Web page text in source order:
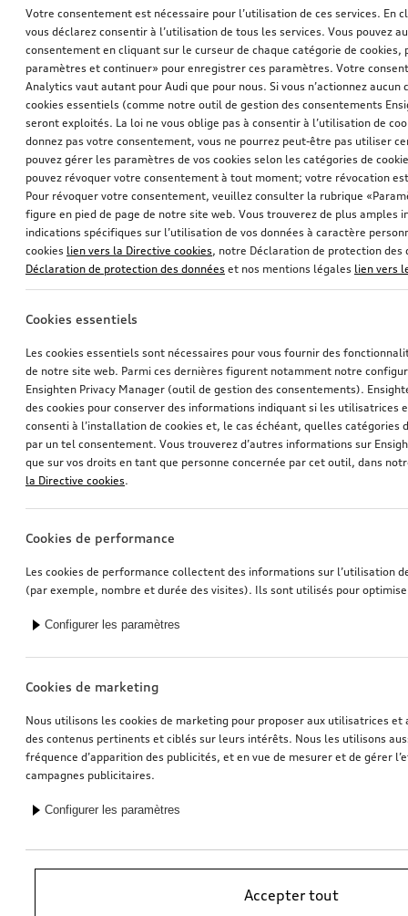
Import SA. TVA en vigueur incluse. Les prix affichés chez le partenaire
Votre consentement est nécessaire pour l’utilisation de ces services. En
vous déclarez consentir à l’utilisation de tous les services. Vous pouvez
consentement en cliquant sur le curseur de chaque catégorie de cookies,
paramètres et continuer» pour enregistrer ces paramètres. Votre
Analytics vaut autant pour Audi que pour nous. Si vous n’actionnez aucun
cookies essentiels (comme notre outil de gestion des consentements
seront exploités. La loi ne vous oblige pas à consentir à l’utilisation de
donnez pas votre consentement, vous ne pourrez peut-être pas utiliser
pouvez gérer les paramètres de vos cookies selon les catégories de
pouvez révoquer votre consentement à tout moment; votre révocation
Pour révoquer votre consentement, veuillez consulter la rubrique
figure en pied de page de notre site web. Vous trouverez de plus amples
indications spécifiques sur l’utilisation de vos données à caractère
cookies lien vers la Directive cookies, notre Déclaration de protection des
Déclaration de protection des données et nos mentions légales lien vers
Cookies essentiels
Les cookies essentiels sont nécessaires pour vous fournir des
de notre site web. Parmi ces dernières figurent notamment notre
Ensighten Privacy Manager (outil de gestion des consentements).
des cookies pour conserver des informations indiquant si les utilisatrices
consenti à l’installation de cookies et, le cas échéant, quelles catégories
par un tel consentement. Vous trouverez d’autres informations sur
que sur vos droits en tant que personne concernée par cet outil, dans
la Directive cookies.
Cookies de performance
Les cookies de performance collectent des informations sur l’utilisation
(par exemple, nombre et durée des visites). Ils sont utilisés pour
Configurer les paramètres
Cookies de marketing
Nous utilisons les cookies de marketing pour proposer aux utilisatrices et
des contenus pertinents et ciblés sur leurs intérêts. Nous les utilisons
fréquence d’apparition des publicités, et en vue de mesurer et de gérer
campagnes publicitaires.
Configurer les paramètres
Accepter tout